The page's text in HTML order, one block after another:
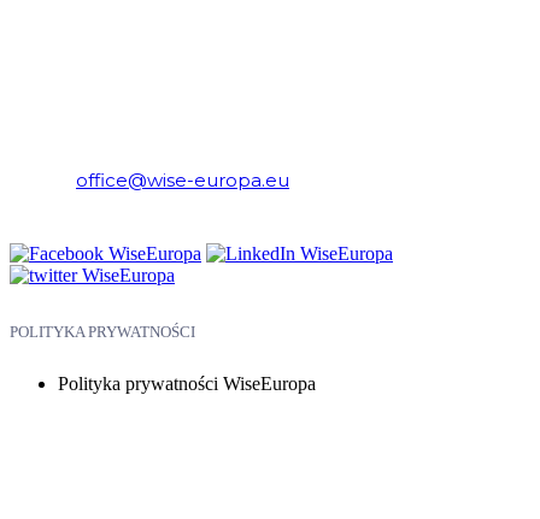
office@wise-europa.eu
POLITYKA PRYWATNOŚCI
Polityka prywatności WiseEuropa